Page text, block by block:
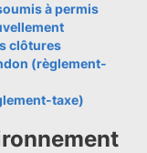
à permis
clôtures
(règlement-
taxe)